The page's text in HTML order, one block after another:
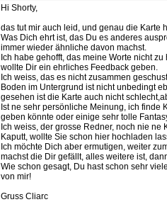
Hi Shorty,
das tut mir auch leid, und genau die Karte
Was Dich ehrt ist, das Du es anderes
immer wieder ähnliche davon machst.
Ich habe gehofft, das meine Worte nicht
wollte Dir ein ehrliches Feedback geben.
Ich weiss, das es nicht zusammen
Boden im Untergrund ist nicht unbedingt
gesehen ist die Karte auch nicht
Ist ne sehr persönliche Meinung, ich finde
geben könnte oder einige sehr tolle
Ich weiss, der grosse Redner, noch nie
Kaputt, wollte Sie schon hier hochladen
Ich möchte Dich aber ermutigen, weiter
machst die Dir gefällt, alles weitere ist,
Wie schon gesagt, Du hast schon sehr
von mir!
Gruss Cliarc